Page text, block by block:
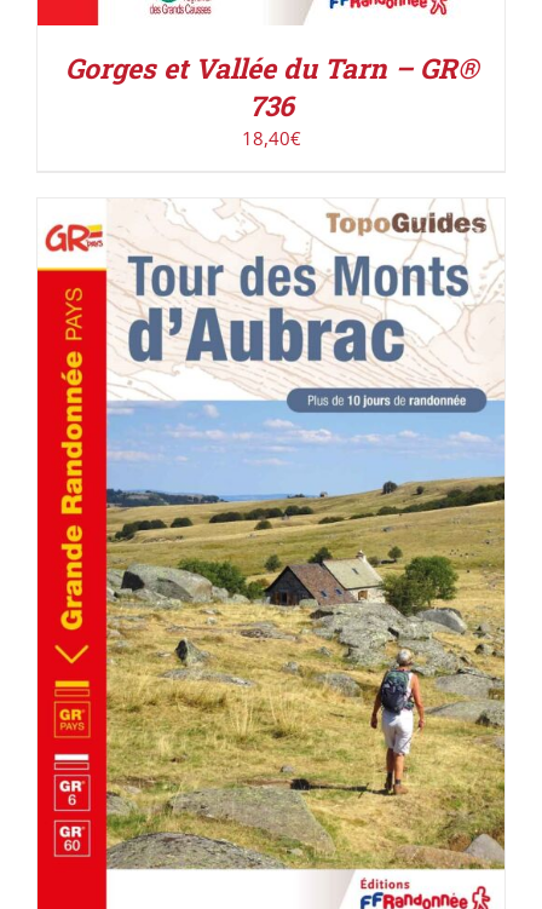
Gorges et Vallée du Tarn – GR®
736
18,40€
AJOUTER AU PANIER / DÉTAILS